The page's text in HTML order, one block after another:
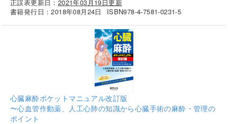
正誤表更新日： 2021年03月19日更新
書籍発行日：2018年08月24日
ISBN978-4-7581-0231-5
心臓麻酔ポケットマニュアル改訂版
〜心血管作動薬、人工心肺の知識から心臓手術の麻酔・管理の
ポイント